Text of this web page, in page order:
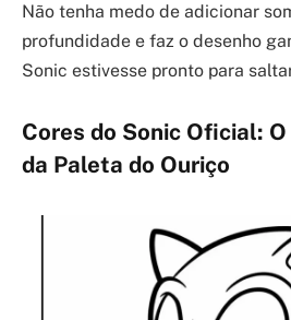
Não tenha medo de adicionar
profundidade e faz o desenho
Sonic estivesse pronto para
Cores do Sonic Oficial:
da Paleta do Ouriço